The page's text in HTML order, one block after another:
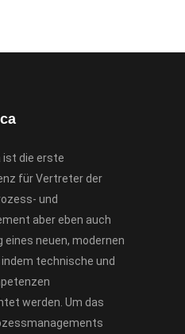
ist die erste
für Vertreter der
und
aber eben auch
neuen, modernen
technische und
werden. Um das